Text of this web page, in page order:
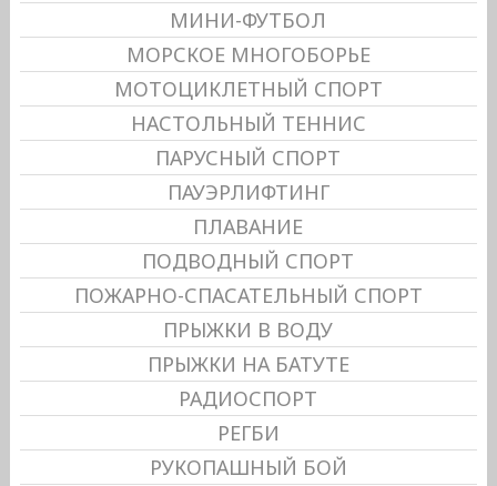
МИНИ-ФУТБОЛ
МОРСКОЕ МНОГОБОРЬЕ
МОТОЦИКЛЕТНЫЙ СПОРТ
НАСТОЛЬНЫЙ ТЕННИС
ПАРУСНЫЙ СПОРТ
ПАУЭРЛИФТИНГ
ПЛАВАНИЕ
ПОДВОДНЫЙ СПОРТ
ПОЖАРНО-СПАСАТЕЛЬНЫЙ СПОРТ
ПРЫЖКИ В ВОДУ
ПРЫЖКИ НА БАТУТЕ
РАДИОСПОРТ
РЕГБИ
РУКОПАШНЫЙ БОЙ